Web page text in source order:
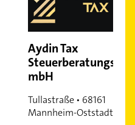
Aydin Tax
mbH
Tullastraße • 68161
Mannheim-Oststadt